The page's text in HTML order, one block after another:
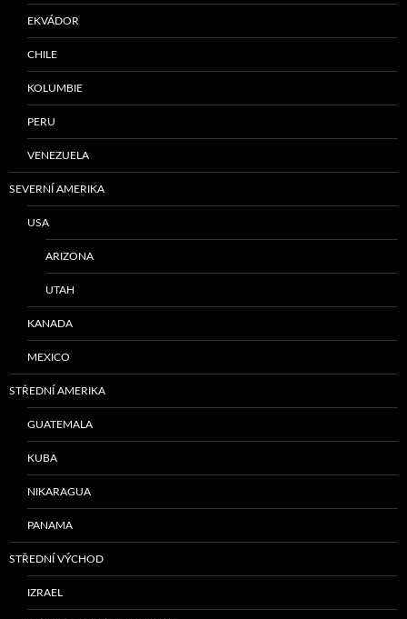
EKVÁDOR
CHILE
KOLUMBIE
PERU
VENEZUELA
SEVERNÍ AMERIKA
USA
ARIZONA
UTAH
KANADA
MEXICO
STŘEDNÍ AMERIKA
GUATEMALA
KUBA
NIKARAGUA
PANAMA
STŘEDNÍ VÝCHOD
IZRAEL